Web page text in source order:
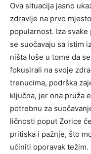
Ova situacija jasno
zdravlje na prvo
popularnost. Iza
se suočavaju sa istim
ništa loše u tome da
fokusirali na svoje
trenucima, podrška
ključna, jer ona pruža
potrebnu za
ličnosti poput Zorice
pritiska i pažnje, što
učiniti oporavak